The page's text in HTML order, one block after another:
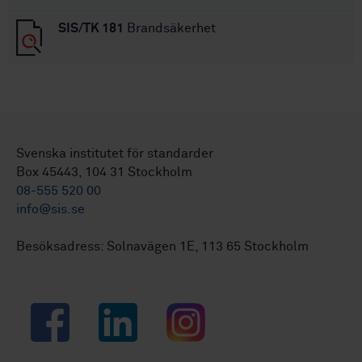
SIS/TK 181 Brandsäkerhet
Svenska institutet för standarder
Box 45443, 104 31 Stockholm
08-555 520 00
info@sis.se
Besöksadress: Solnavägen 1E, 113 65 Stockholm
Facebook LinkedIn Instagram